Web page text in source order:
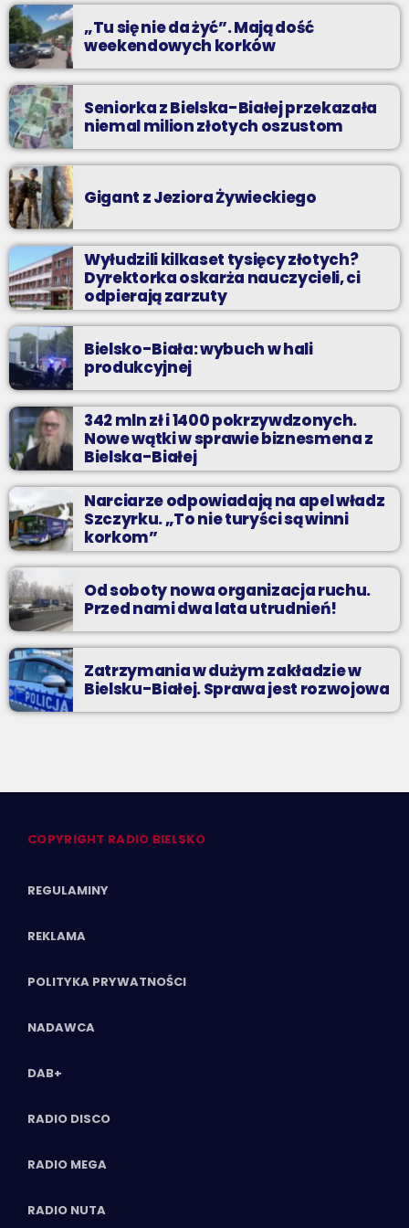
„Tu się nie da żyć”. Mają dość
weekendowych korków
Seniorka z Bielska-Białej przekazała
niemal milion złotych oszustom
Gigant z Jeziora Żywieckiego
Wyłudzili kilkaset tysięcy złotych?
Dyrektorka oskarża nauczycieli, ci
odpierają zarzuty
Bielsko-Biała: wybuch w hali
produkcyjnej
342 mln zł i 1400 pokrzywdzonych.
Nowe wątki w sprawie biznesmena z
Bielska-Białej
Narciarze odpowiadają na apel władz
Szczyrku. „To nie turyści są winni
korkom”
Od soboty nowa organizacja ruchu.
Przed nami dwa lata utrudnień!
Zatrzymania w dużym zakładzie w
Bielsku-Białej. Sprawa jest rozwojowa
COPYRIGHT RADIO BIELSKO
REGULAMINY
REKLAMA
POLITYKA PRYWATNOŚCI
NADAWCA
DAB+
RADIO DISCO
RADIO MEGA
RADIO NUTA